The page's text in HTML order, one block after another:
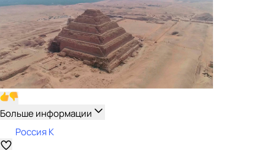
Больше информации
Россия К